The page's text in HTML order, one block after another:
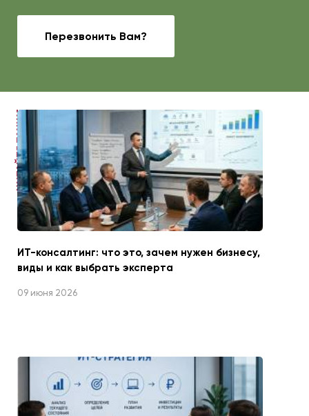
Перезвонить Вам?
ЧИТАЙТЕ ТАКЖЕ
ИТ-консалтинг: что это, зачем нужен бизнесу,
виды и как выбрать эксперта
09 июня 2026